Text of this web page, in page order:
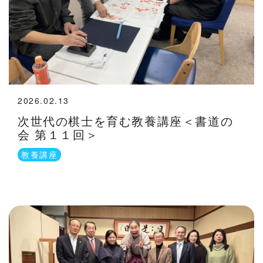
次世代の棋士を育む教養講座＜書道の
会 第１１回＞
2026.02.13
教養講座